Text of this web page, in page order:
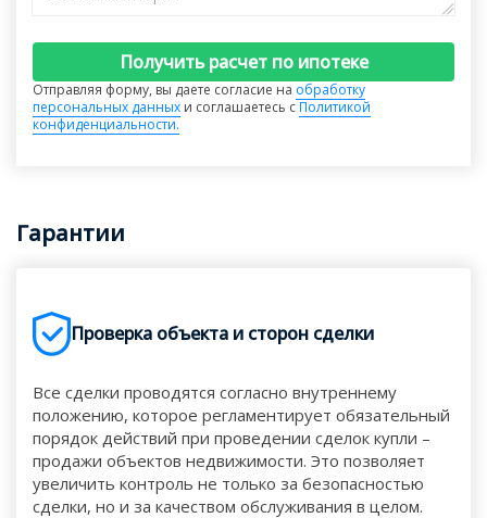
Получить расчет по ипотеке
Отправляя форму, вы даете согласие на обработку
персональных данных и соглашаетесь сПолитикой
конфиденциальности.
Гарантии
Проверка объекта и сторон сделки
Все сделки проводятся согласно внутреннему
положению, которое регламентирует обязательный
порядок действий при проведении сделок купли –
продажи объектов недвижимости. Это позволяет
увеличить контроль не только за безопасностью
сделки, но и за качеством обслуживания в целом.